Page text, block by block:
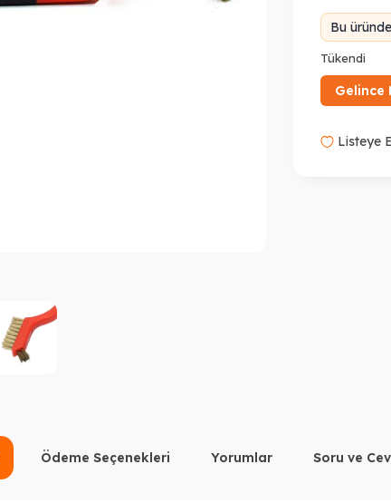
Bu
Tükendi
Gelince
Listeye
Ödeme Seçenekleri Yorumlar Soru ve